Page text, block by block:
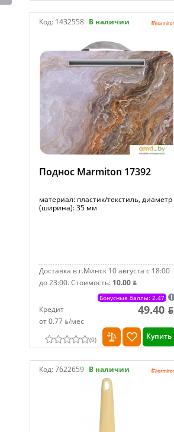
Код: 1432558 В наличии
Поднос Marmiton 17392
материал: пластик/текстиль, диаметр
(ширина): 35 мм
Доставка в г.Минск 10 августа с 18:00
до 23:00.Стоимость: 10.00 ƃ
Бонусные баллы: 2.47
Кредит
от 0.77 ƃ/мec
49.40 ƃ
(0) Купить
Код:7622659 В наличии